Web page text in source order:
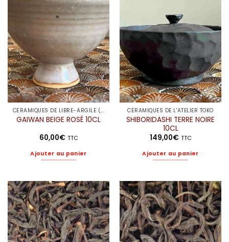
CÉRAMIQUES DE LIBRE-ARGILE (ELODIE)
GAIWAN BEIGE ROSÉ 10CL
60,00€ TTC
Ajouter au panier
CÉRAMIQUES DE L'ATELIER TOKO
SHIBORIDASHI TERRE NOIRE
10CL
149,00€ TTC
Ajouter au panier